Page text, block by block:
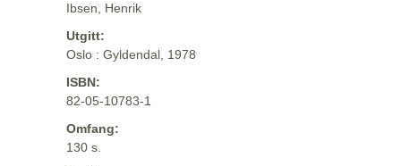
Ibsen, Henrik
Utgitt:
Oslo : Gyldendal, 1978
ISBN:
82-05-10783-1
Omfang:
130 s.